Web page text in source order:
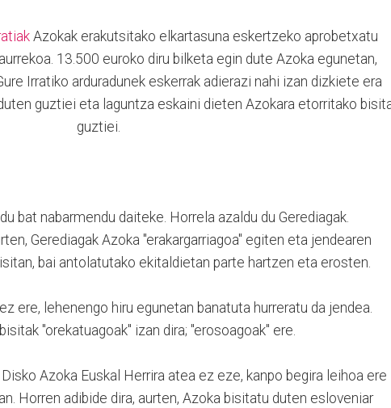
Azokak erakutsitako elkartasuna eskertzeko aprobetxatu
13.500 euroko diru bilketa egin dute Azoka egunetan,
Irratiko arduradunek eskerrak adierazi nahi izan dizkiete era
guztiei eta laguntza eskaini dieten Azokara etorritako
guztiei.
bat nabarmendu daiteke. Horrela azaldu du Gerediagak.
Gerediagak Azoka "erakargarriagoa" egiten eta jendearen
bai antolatutako ekitaldietan parte hartzen eta erosten.
ere, lehenengo hiru egunetan banatuta hurreratu da jendea.
"orekatuagoak" izan dira; "erosoagoak" ere.
Azoka Euskal Herrira atea ez eze, kanpo begira leihoa ere
Horren adibide dira, aurten, Azoka bisitatu duten esloveniar